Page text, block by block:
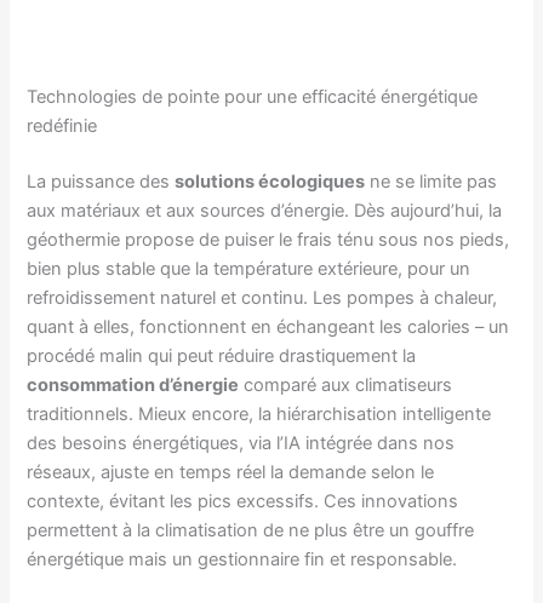
Technologies de pointe pour une efficacité énergétique
redéfinie
La puissance dessolutions écologiques ne se limite pas
aux matériaux et aux sources d’énergie. Dès aujourd’hui, la
géothermie propose de puiser le frais ténu sous nos pieds,
bien plus stable que la température extérieure, pour un
refroidissement naturel et continu. Les pompes à chaleur,
quant à elles, fonctionnent en échangeant les calories – un
procédé malin qui peut réduire drastiquement la
consommation d’énergie comparé aux climatiseurs
traditionnels. Mieux encore, la hiérarchisation intelligente
des besoins énergétiques, via l’IA intégrée dans nos
réseaux, ajuste en temps réel la demande selon le
contexte, évitant les pics excessifs. Ces innovations
permettent à la climatisation de ne plus être un gouffre
énergétique mais un gestionnaire fin et responsable.